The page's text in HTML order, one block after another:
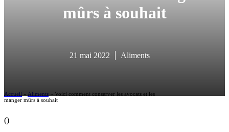
mûrs à souhait
21 mai 2022 Aliments
Accueil » Aliments » Voici comment conserver les avocats et les
manger mûrs à souhait
()